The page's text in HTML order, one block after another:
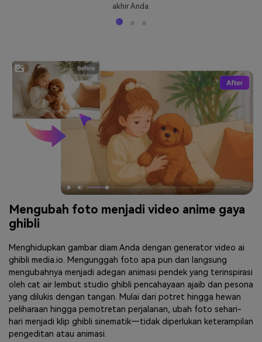
akhir Anda.
Mengubah foto menjadi video anime gaya
ghibli
Menghidupkan gambar diam Anda dengan generator video ai
ghibli media.io. Mengunggah foto apa pun dan langsung
mengubahnya menjadi adegan animasi pendek yang terinspirasi
oleh cat air lembut studio ghibli pencahayaan ajaib dan pesona
yang dilukis dengan tangan. Mulai dari potret hingga hewan
peliharaan hingga pemotretan perjalanan, ubah foto sehari-
hari menjadi klip ghibli sinematik—tidak diperlukan keterampilan
pengeditan atau animasi.